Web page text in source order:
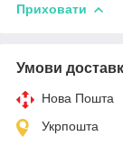
Приховати
Умови
Нова Пошта
Укрпошта